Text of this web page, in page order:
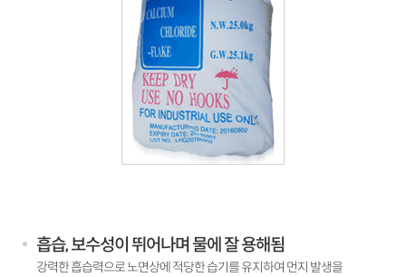
흡습, 보수성이 뛰어나며 물에 잘 용해됨
강력한 흡습력으로 노면상에 적당한 습기를 유지하여 먼지 발생을